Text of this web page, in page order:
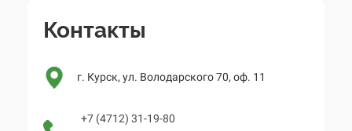
Контакты
г. Курск, ул. Володарского 70, оф. 11
+7 (4712) 31-19-80